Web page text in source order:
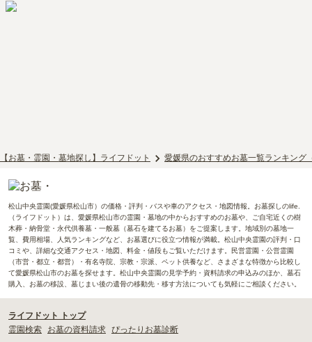
【お墓・霊園・墓地探し】ライフドット 愛媛県のおすすめお墓一覧ランキング
松山中央霊園(愛媛県松山市）の価格・評判・バスや車のアクセス・地図情報。お墓探しのlife.
（ライフドット）は、愛媛県松山市の霊園・墓地の中からおすすめのお墓や、ご自宅近くの樹
木葬・納骨堂・永代供養墓・一般墓（墓石を建てるお墓）をご提案します。地域別の墓地一
覧、費用相場、人気ランキングなど、お墓選びに役立つ情報が満載。松山中央霊園の評判・口
コミや、詳細な交通アクセス・地図、料金・値段もご覧いただけます。民営霊園・公営霊園
（市営・都立・都営）・有名寺院、宗教・宗派、ペット供養など、さまざまな特徴から比較し
て愛媛県松山市のお墓を探せます。松山中央霊園の見学予約・資料請求の申込みのほか、墓石
購入、お墓の移設、墓じまい後の遺骨の移動先・移す方法についても気軽にご相談ください。
ライフドット トップ
霊園検索
お墓の資料請求 ぴったりお墓診断